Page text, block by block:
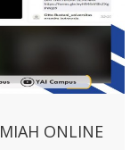
ONLINE